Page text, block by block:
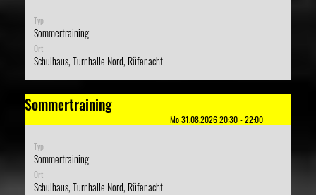
Typ
Sommertraining
Ort
Schulhaus, Turnhalle Nord, Rüfenacht
Sommertraining
Mo 31.08.2026 20:30 - 22:00
Typ
Sommertraining
Ort
Schulhaus, Turnhalle Nord, Rüfenacht